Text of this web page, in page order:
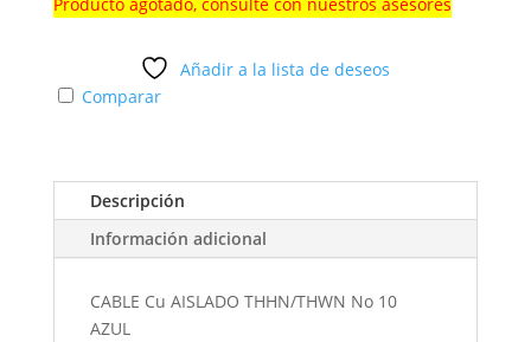
Producto agotado, consulte con nuestros asesores
Añadir a la lista de deseos
Comparar
Descripción
Información adicional
CABLE Cu AISLADO THHN/THWN No 10
AZUL